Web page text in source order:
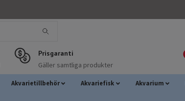
Prisgaranti
Gäller samtliga produkter
Akvarietillbehör Akvariefisk Akvarium